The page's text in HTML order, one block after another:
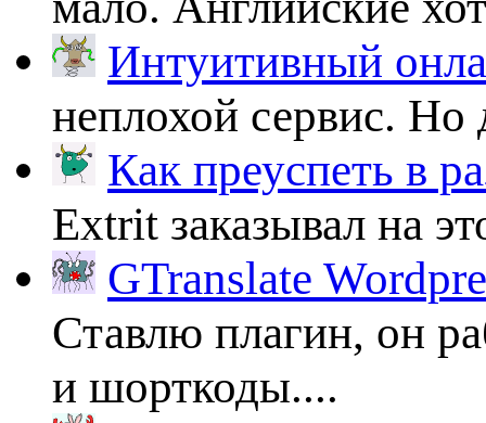
Интуитивный
неплохой сервис.
Как преуспеть в
Extrit заказывал на
GTranslate
Ставлю плагин, он
и шорткоды....